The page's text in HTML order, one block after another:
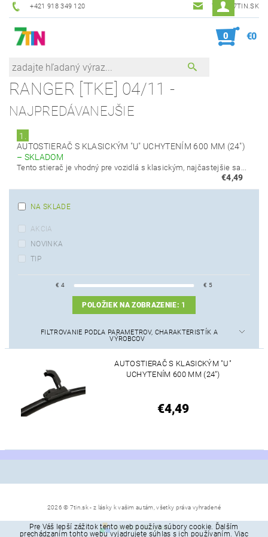
+421 918 349 120 7TIN@7TIN.SK
0 €0
RANGER [TKE] 04/11 -
NAJPREDÁVANEJŠIE
1.
AUTOSTIERAČ S KLASICKÝM "U" UCHYTENÍM 600 MM (24")
– SKLADOM
Tento stierač je vhodný pre vozidlá s klasickým, najčastejšie sa...
€4,49
NA SKLADE
AKCIA
NOVINKA
TIP
€ 4 € 5
POLOŽIEK NA ZOBRAZENIE: 1
FILTROVANIE PODĽA PARAMETROV, CHARAKTERISTÍK A
VÝROBCOV
AUTOSTIERAČ S KLASICKÝM "U"
UCHYTENÍM 600 MM (24")
€4,49
2026 © 7tin.sk - z lásky k vašim autám, všetky práva vyhradené
Vytvoril Shoptet
Pre Váš lepší zážitok tento web používa súbory cookie. Ďalším
prechádzaním tohto webu vyjadrujete súhlas s ich používaním. Viac